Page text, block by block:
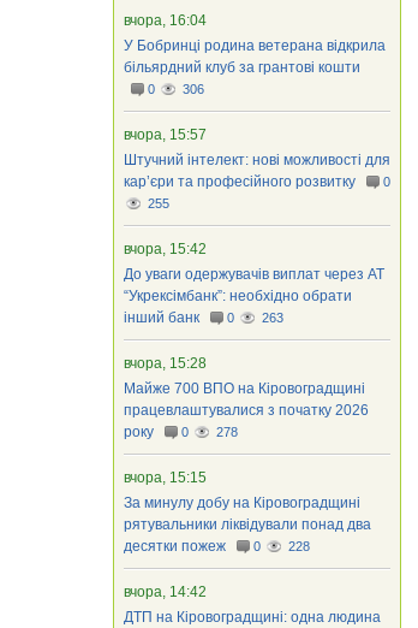
вчора, 16:04
У Бобринці родина ветерана відкрила
більярдний клуб за грантові кошти
0 306
вчора, 15:57
Штучний інтелект: нові можливості для
кар’єри та професійного розвитку
0
255
вчора, 15:42
До уваги одержувачів виплат через АТ
“Укрексімбанк”: необхідно обрати
інший банк
0 263
вчора, 15:28
Майже 700 ВПО на Кіровоградщині
працевлаштувалися з початку 2026
року
0 278
вчора, 15:15
За минулу добу на Кіровоградщині
рятувальники ліквідували понад два
десятки пожеж
0 228
вчора, 14:42
ДТП на Кіровоградщині: одна людина